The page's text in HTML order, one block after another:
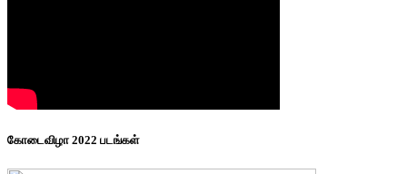
கோடைவிழா 2022 படங்கள்